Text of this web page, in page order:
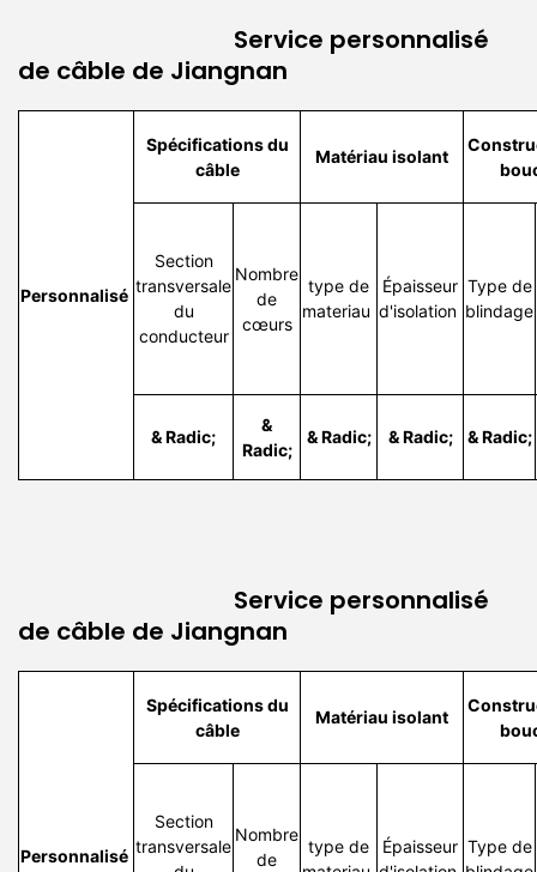
Service personnalisé
de câble de Jiangnan
Personnalisé
Spécifications du
câble
Matériau isolant
Section
transversale
du
conducteur
Nombre
de
cœurs
type de
materiau
Épaisseur
d'isolation
Type de
blindage
& Radic;
&
Radic;
& Radic; & Radic; & Radic;
Service personnalisé
de câble de Jiangnan
Personnalisé
Spécifications du
câble
Matériau isolant
Section
transversale
Nombre
de
type de
Épaisseur Type de